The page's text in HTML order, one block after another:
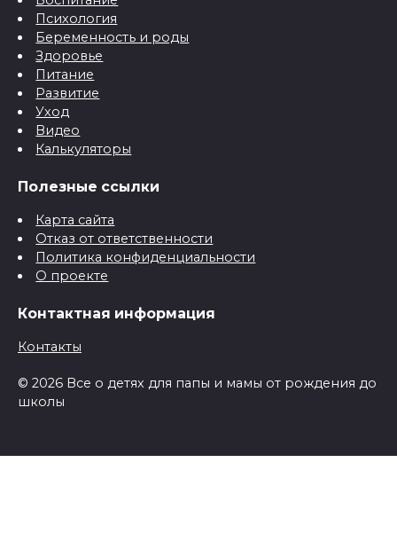
Психология
Беременность и роды
Здоровье
Питание
Развитие
Уход
Видео
Калькуляторы
Полезные ссылки
Карта сайта
Отказ от ответственности
Политика конфиденциальности
О проекте
Контактная информация
Контакты
© 2026 Все о детях для папы и мамы от рождения до
школы